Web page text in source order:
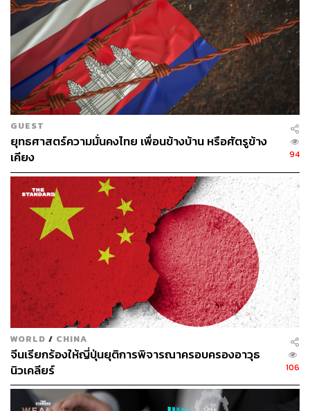
GUEST
ยุทธศาสตร์ความมั่นคงไทย เพื่อนข้างบ้าน หรือศัตรูข้าง
เคียง
94
WORLD / CHINA
จีนเรียกร้องให้ญี่ปุ่นยุติการพิจารณาครอบครองอาวุธ
นิวเคลียร์
106